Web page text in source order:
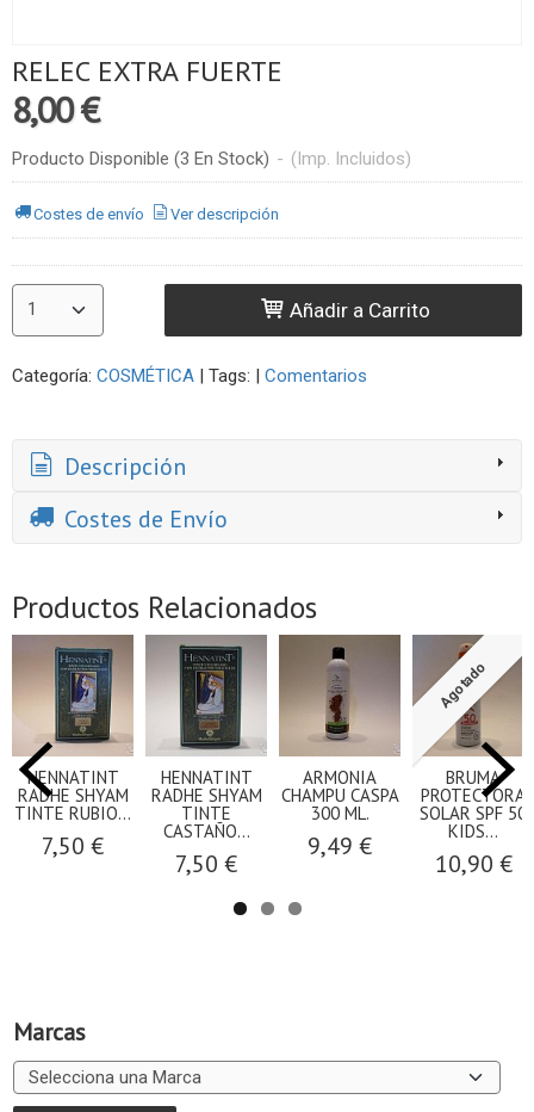
Marcas
RELEC EXTRA FUERTE
8,00 €
Producto Disponible (3 En Stock) - (Imp. Incluidos)
Costes de envío Ver descripción
Añadir a Carrito
Categoría: COSMÉTICA | Tags: | Comentarios
Descripción
Costes de Envío
Productos Relacionados
HENNATINT
RADHE SHYAM
TINTE RUBIO...
7,50 €
HENNATINT
RADHE SHYAM
TINTE
CASTAÑO...
7,50 €
ARMONIA
CHAMPU CASPA
300 ML.
9,49 €
Agotado
BRUMA
PROTECTORA
SOLAR SPF 50
KIDS...
10,90 €